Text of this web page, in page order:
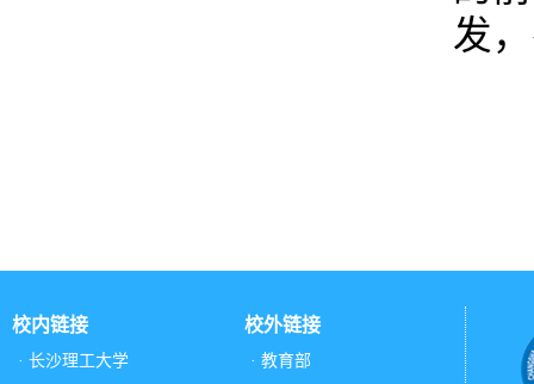
发
校内链接
· 长沙理工大学
校外链接
· 教育部